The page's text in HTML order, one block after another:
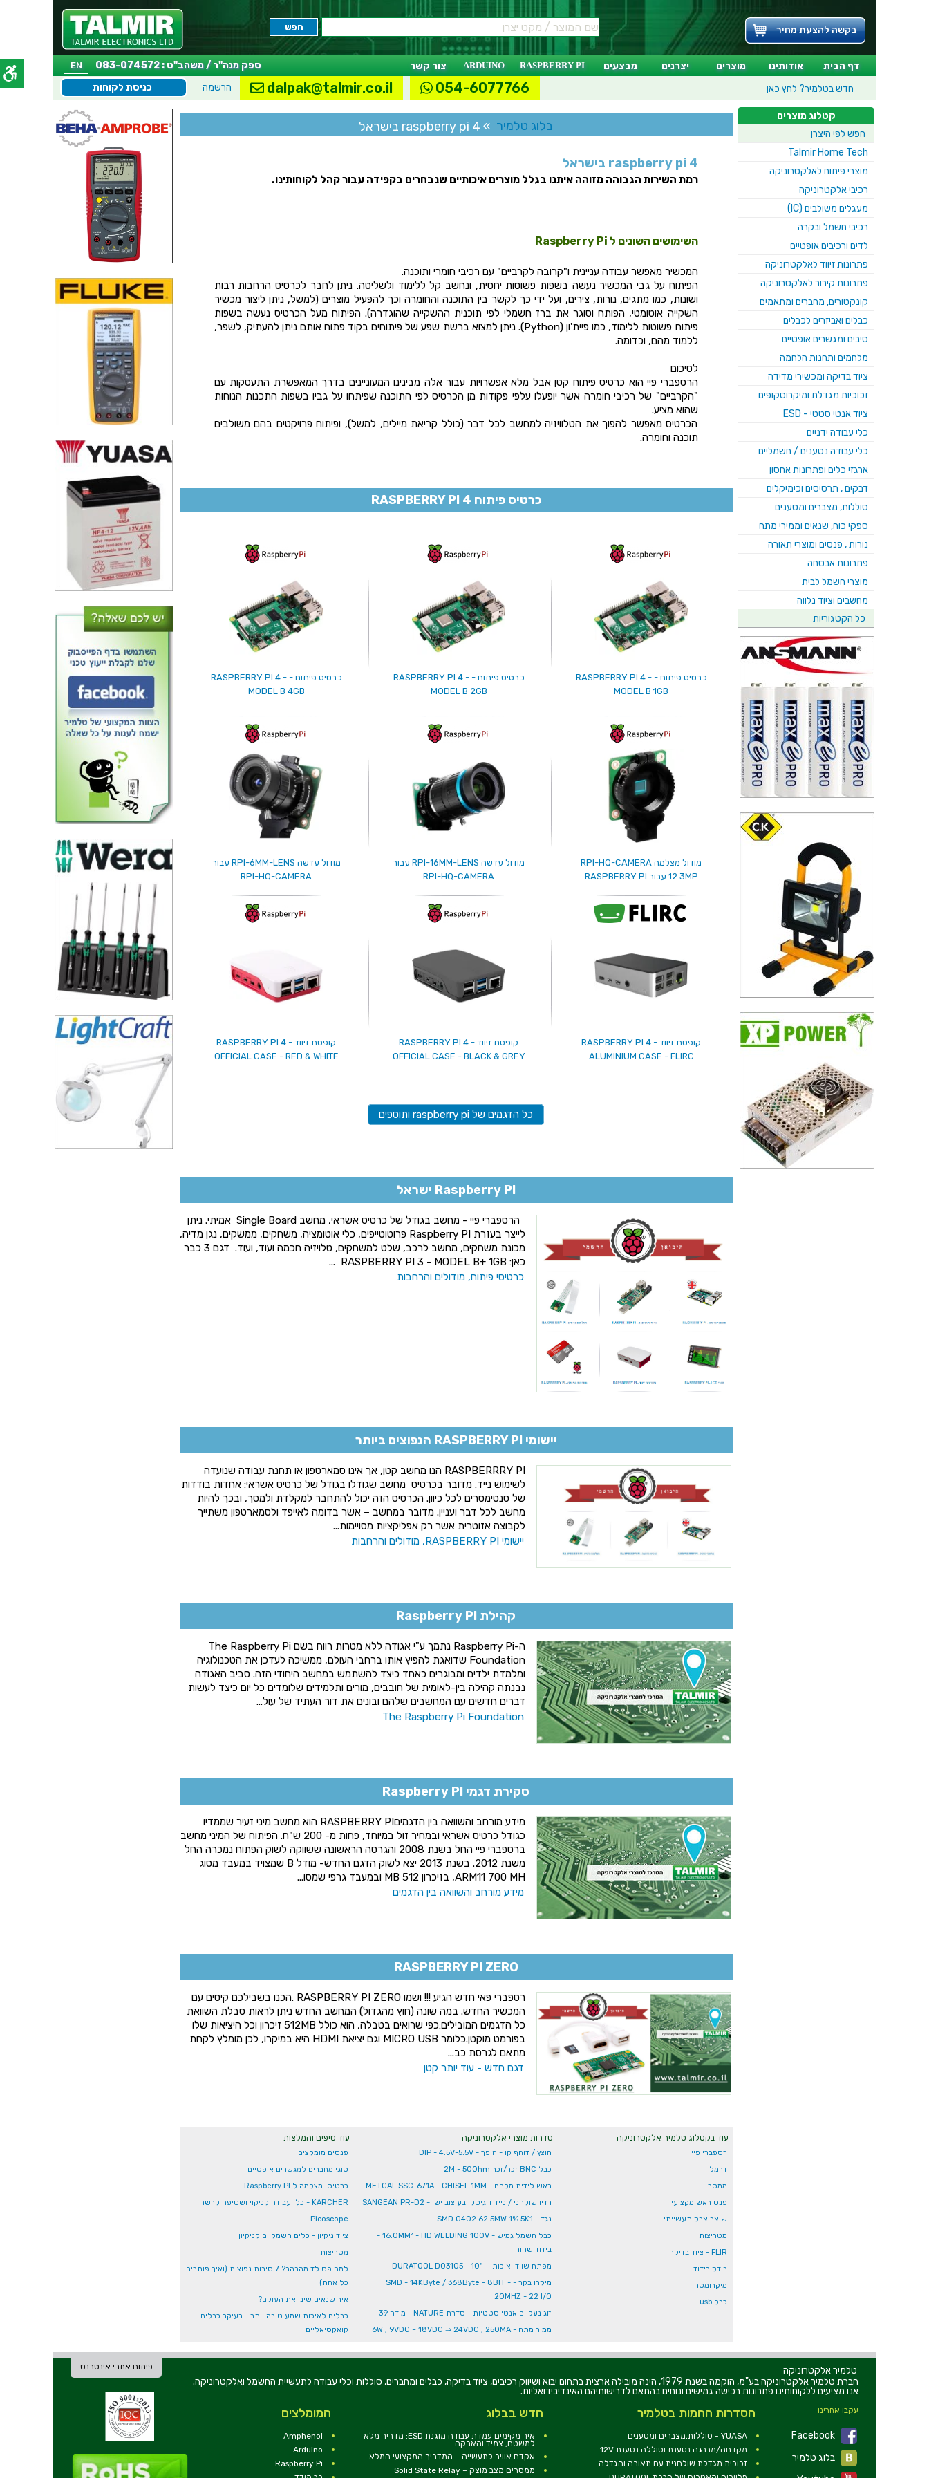
בקשה להצעת מחיר
דף הבית אודותינו מוצרים יצרנים מבצעים RASPBERRY PI
ARDUINO צור קשר EN
ספק מנה"ר / משהב"ט : 083-074572
חדש בטלמיר? לחץ כאן כניסת לקוחות הרשמה dalpak@talmir.co.il 054-6077766
בלוג טלמיר » raspberry pi 4 בישראל
raspberry pi 4 בישראל
רמת השירות הגבוהה מזוהה איתנו בגלל מוצרים איכותיים שנבחרים בקפידה עבור קהל לקוחותינו.
השימושים השונים ל Raspberry Pi
המכשיר מאפשר עבודה עניינית ו"קרובה לקרביים" עם רכיבי חומרי ותוכנה.
הפיתוח על גבי המכשיר נעשה בשפות פשוטות יחסית, ונחשב קל ללימוד ולשליטה. ניתן לחבר לכרטיס הרחבות רבות
ושונות, כמו מתגים, נורות, צירים, ועל ידי כך לקשר בין התוכנה והחומרה וכך להפעיל מוצרים (למשל, ניתן ליצור מכשיר
השקייה אוטומטי, הפותח וסוגר את ברז חשמלי לפי תוכנית ההשקייה שהוגדרה). הפיתוח מעל הכרטיס נעשה בשפות
פיתוח פשוטות ללימוד, כמו פיית'ון (Python). ניתן למצוא ברשת שפע של פיתוחים בקוד פתוח אותם ניתן להעתיק, לשפר,
ללמוד מהם, וכדומה.
לסיכום
הרספברי פיי הוא כרטיס פיתוח קטן אבל מלא אפשרויות עבור אלה מבינינו המעוניינים בדרך המאפשרת התעסקות עם
"הקרביים" של רכיבי חומרה אשר יופעלו עלפי פקודות מן הכרטיס לפי התוכנה שפיתחו על גביו בשפות התכנות הנוחות
שהוא מציע.
הכרטיס מאפשר להפוך את הטלוויזיה למחשב לכל דבר (כולל קריאת מיילים, למשל), ופיתוח פרויקטים בהם משולבים
תוכנה וחומרה.
כרטיס פיתוח RASPBERRY PI 4
כרטיס פיתוח - RASPBERRY PI 4 -
MODEL B 1GB
כרטיס פיתוח - RASPBERRY PI 4 -
MODEL B 2GB
כרטיס פיתוח - RASPBERRY PI 4 -
MODEL B 4GB
מודול מצלמה RPI-HQ-CAMERA
12.3MP עבור RASPBERRY PI
מודול עדשה RPI-16MM-LENS עבור
RPI-HQ-CAMERA
מודול עדשה RPI-6MM-LENS עבור
RPI-HQ-CAMERA
קופסת זיווד - RASPBERRY PI 4
ALUMINIUM CASE - FLIRC
קופסת זיווד - RASPBERRY PI 4
OFFICIAL CASE - BLACK & GREY
קופסת זיווד - RASPBERRY PI 4
OFFICIAL CASE - RED & WHITE
כל הדגמים של raspberry pi ותוספים
Raspberry PI ישראל
הרספברי פיי - מחשב בגודל של כרטיס אשראי, מחשב Single Board אמיתי. ניתן
לייצר בעזרת Raspberry PI פרוטוטייפים, כלי אוטומציה, משחקים, ממשקים, נגן מדיה,
מכונת משחקים, מחשב לרכב, שלט למשחקים, טלויזיה חכמה ועוד, ועוד. דגם 3 כבר
כאן: RASPBERRY PI 3 - MODEL B+ 1GB ...
כרטיסי פיתוח, מודולים והרחבות
יישומי RASPBERRY PI הנפוצים ביותר
RASPBERRRY PI הנו מחשב קטן, אך אינו סמארטפון או תחנת עבודה שנועדה
לשימוש נייד. מדובר בכרטיס מחשב שגודלו בגודל של כרטיס אשראי: אחדות בודדות
של סנטימטרים לכל כיוון. הכרטיס הזה יכול להתחבר למקלדת ולמסך, ובכך להיות
מחשב לכל דבר ועניין. מדובר במחשב – אשר בדומה לאייפד ולסמארטפון משתייך
לקבוצה אזוטרית אשר רק אפליקציות מסויימות...
יישומי RASPBERRY PI, מודולים והרחבות
קהילת Raspberry PI
ה-Raspberry Pi נתמך ע"י אגודה ללא מטרות רווח בשם The Raspberry Pi
Foundation שדואגת להפיץ אותו ברחבי העולם, ממשיכה לעדכן את הטכנולוגיה
ומלמדת ילדים ומבוגרים כאחד כיצד להשתמש במחשב היחודי הזה. סביב האגודה
נבנתה קהילה בין-לאומית של חובבים, מורים ותלמידים שלומדים כל יום כיצד לעשות
דברים חדשים עם המחשבים שלהם ובונים את דור העתיד של עול...
The Raspberry Pi Foundation
סקירת דגמי Raspberry PI
מידע מורחב והשוואה בין הדגמיםRASPBERRY PI הוא מחשב מיני זעיר שממדיו
כגודל כרטיס אשראי ובמחיר זול במיוחד, פחות מ- 200 ש"ח. הפיתוח של המיני מחשב
ברספברי פיי החל בשנת 2008 והגרסה הראשונה ששווקה לשוק הפתוח נמכרה החל
משנת 2012. בשנת 2013 יצא לשוק הדגם החדש- מודל B שמצויד במעבד מסוג
ARM11 700 MH, בזיכרון 512 MB ובמעבד גרפי שמסו...
מידע מורחב והשוואה בין הדגמים
RASPBERRY PI ZERO
רספברי פאי חדש הגיע !!! ושמו RASPBERRY PI ZERO .הכנו בשבילכם קיטים עם
המכשיר החדש. במה שונה (חוץ מהגדול) המחשב החדש ניתן לראות טבלת השוואת
כל הדגמים המובילים:כפי שרואים בטבלה, הוא כולל 512MB זיכרון וכל היציאות שלו
בפורמט מוקטן.כלומר MICRO USB וגם יציאת HDMI היא במיקרו, לכן מומלץ לקחת
מתאם לגרסת כב...
דגם חדש - עוד יותר קטן
עוד טיפים והמלצות
פנסים מומלצים
סוגי מחברים למגשרים אופטיים
כרטיסי מצלמה ל Raspberry PI
KARCHER - כלי עבודה לניקוי ושטיפה קרשר
Picoscope
ציוד ניקיון - כלים חשמליים לניקיון
מטריצות
למה פס לד מהבהב? 7 סיבות נפוצות (ואיך פותרים
כל אחת)
איך שנאים שינו את העולם?
כבלים לאיכות שמע טובה יותר - בעיקר כבלים
קואקסיאליים
סדרות מוצרי אלקטרוניקה
חוצץ / דוחף קו - הופך - DIP - 4.5V-5.5V
כבל BNC זכר/זכר 2M - 50Ohm
ראש לידית מלחם - METCAL SSC-671A - CHISEL 1MM
רדיו שולחני / נייד דיגיטלי בעיצוב ישן - SANGEAN PR-D2
נגד - SMD 0402 62.5MW 1% 5K1
כבל חשמל גמיש - 16.0MM² - HD WELDING 100V -
בידוד שחור
מפתח שוודי איכותי - ''DURATOOL D03105 - 10
מיקרו בקר - SMD - 14KByte / 368Byte - 8BIT -
20MHZ - 22 I/O
זוג נעליים אנטי סטטיות - סדרת NATURE - מידה 39
ממיר מתח - 6W , 9VDC ~ 18VDC ⇒ 24VDC , 250MA
עוד בקטלוג טלמיר אלקטרוניקה
רספברי פיי
דרמל
ממסר
פנס ראש מקצועי
שואב אבק תעשייתי
מטריצות
FLIR - ציוד בדיקה
בודק בידוד
מיקרומטר
כבל usb
קטלוג מוצרים
חפש לפי היצרן
Talmir Home Tech
מוצרי פיתוח לאלקטרוניקה
רכיבי אלקטרוניקה
מעגלים משולבים (IC)
רכיבי חשמל ובקרה
לדים ורכיבים אופטיים
פתרונות זיווד לאלקטרוניקה
פתרונות קירור לאלקטרוניקה
קונקטורים, מחברים ומתאמים
כבלים ואביזרים לכבלים
סיבים ומגשרים אופטיים
מלחמים ותחנות הלחמה
ציוד בדיקה ומכשירי מדידה
זכוכיות מגדלת ומיקרוסקופים
ציוד אנטי סטטי - ESD
כלי עבודה ידניים
כלי עבודה נטענים / חשמליים
ארגזי כלים ופתרונות אחסון
דבקים , תרסיסים וכימיקלים
סוללות, מצברים ומטענים
ספקי כוח, שנאים וממירי מתח
נורות , פנסים ומוצרי תאורה
פתרונות אבטחה
מוצרי חשמל לבית
מחשבים וציוד נלווה
כל הקטגוריות
פיתוח אתרי אינטרנט
טלמיר אלקטרוניקה
חברת טלמיר אלקטרוניקה בע"מ, הוקמה בשנת 1979, הינה מובילה ארצית בתחום יבוא ושיווק רכיבים, ציוד בדיקה, כבלים ומחברים, סוללות וכלי עבודה לתעשיית החשמל ואלקטרוניקה.
אנו מציעים ללקוחותינו פתרונות רכישה גמישים ונוחים בהתאם לדרישותיהם האינדיבידואליות.
עקבו אחרינו
Facebook
המומלצים
Amphenol
Arduino
Raspberry Pi
חדש בבלוג
איך מקימים עמדת עבודה מוגנת ESD: מדריך מלא
למשטח, צמיד והארקה
אקדח אוויר לתעשייה – המדריך המקצועי המלא
ממסרים מצב מוצק – Solid State Relay
הסדרות החמות בטלמיר
YUASA - סוללות,מצברים ומטענים
מקדחה/מברגה נטענת וסוללה נטענת 12V
זכוכית מגדלת שולחנית עם תאורה והגדלה